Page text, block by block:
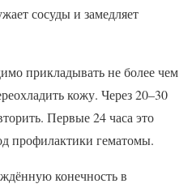
сосуды и замедляет
прикладывать не более чем
кожу. Через 20–30
Первые 24 часа это
профилактики гематомы.
конечность в